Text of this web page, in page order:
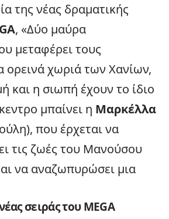
της νέας δραματικής
, «Δύο μαύρα
μεταφέρει τους
ορεινά χωριά των Χανίων,
και η σιωπή έχουν το ίδιο
μπαίνει η Μαρκέλλα
που έρχεται να
τις ζωές του Μανούσου
να αναζωπυρώσει μια
σειράς του MEGA